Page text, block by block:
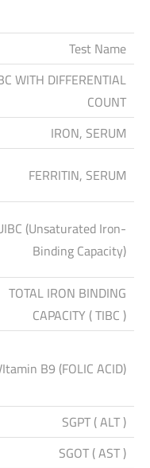
Test Name
WITH DIFFERENTIAL
COUNT
IRON, SERUM
FERRITIN, SERUM
(Unsaturated Iron-
Binding Capacity)
TOTAL IRON BINDING
CAPACITY ( TIBC )
B9 (FOLIC ACID)
SGPT ( ALT )
SGOT ( AST )